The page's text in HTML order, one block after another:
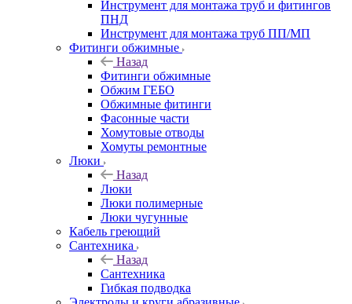
Инструмент для монтажа труб и фитингов
ПНД
Инструмент для монтажа труб ПП/МП
Фитинги обжимные
Назад
Фитинги обжимные
Обжим ГЕБО
Обжимные фитинги
Фасонные части
Хомутовые отводы
Хомуты ремонтные
Люки
Назад
Люки
Люки полимерные
Люки чугунные
Кабель греющий
Сантехника
Назад
Сантехника
Гибкая подводка